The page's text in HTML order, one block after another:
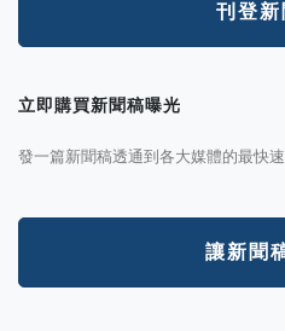
刊登
立即購買新聞稿曝光
發一篇新聞稿透通到各大媒體的最快
讓新聞